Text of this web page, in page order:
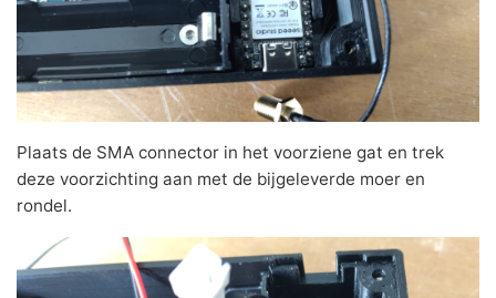
Plaats de SMA connector in het voorziene gat en trek
deze voorzichting aan met de bijgeleverde moer en
rondel.